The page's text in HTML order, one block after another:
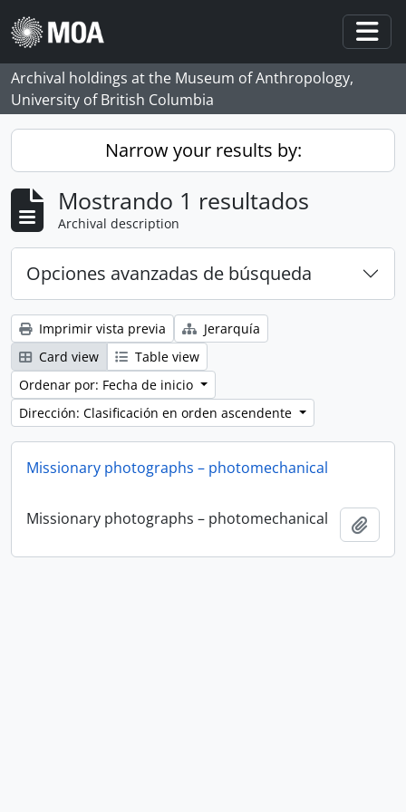
Skip to main content
Archival holdings at the Museum of Anthropology,
University of British Columbia
Narrow your results by:
Mostrando 1 resultados
Archival description
Opciones avanzadas de búsqueda
Imprimir vista previa
Jerarquía
Card view
Table view
Ordenar por: Fecha de inicio
Dirección: Clasificación en orden ascendente
Missionary photographs – photomechanical
Missionary photographs – photomechanical